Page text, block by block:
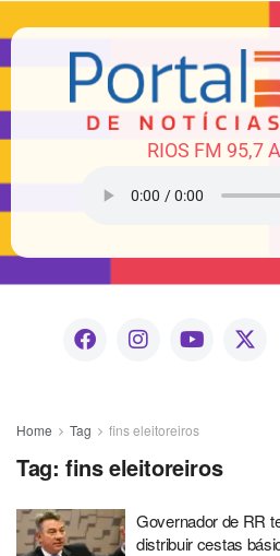
RIOS FM 95,7
Home Tag fins eleitoreiros
Tag: fins eleitoreiros
Governador de RR
distribuir cestas